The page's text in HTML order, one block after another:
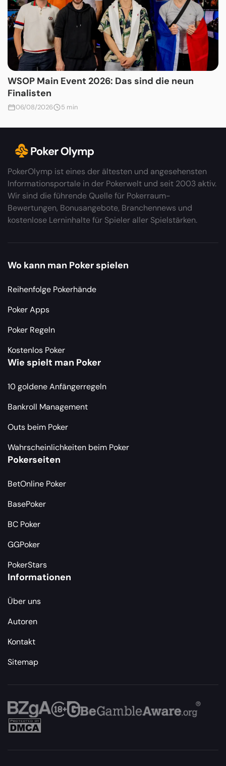
WSOP Main Event 2026: Das sind die neun
Finalisten
06/08/2026 5 min
PokerOlymp ist eines der ältesten und angesehensten
Informationsportale in der Pokerwelt und seit 2003 aktiv.
Wir sind die führende Quelle für Pokerraum-
Bewertungen, Bonusangebote, Branchennews und
kostenlose Lerninhalte für Spieler aller Spielstärken.
Wo kann man Poker spielen
Reihenfolge Pokerhände
Poker Apps
Poker Regeln
Kostenlos Poker
Wie spielt man Poker
10 goldene Anfängerregeln
Bankroll Management
Outs beim Poker
Wahrscheinlichkeiten beim Poker
Pokerseiten
BetOnline Poker
BasePoker
BC Poker
GGPoker
PokerStars
Informationen
Über uns
Autoren
Kontakt
Sitemap